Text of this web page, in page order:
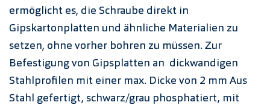
ermöglicht es, die Schraube direkt in
Gipskartonplatten und ähnliche Materialien zu
setzen, ohne vorher bohren zu müssen. Zur
Befestigung von Gipsplatten an dickwandigen
Stahlprofilen mit einer max. Dicke von 2 mm Aus
Stahl gefertigt, schwarz/grau phosphatiert, mit